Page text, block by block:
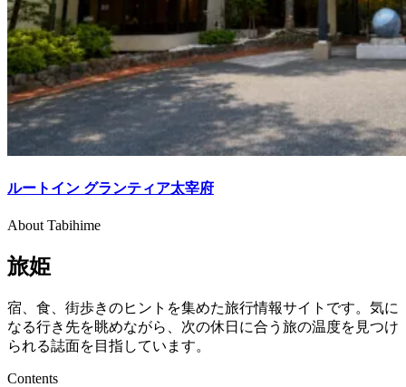
ルートイン グランティア太宰府
About Tabihime
旅姫
宿、食、街歩きのヒントを集めた旅行情報サイトです。気に
なる行き先を眺めながら、次の休日に合う旅の温度を見つけ
られる誌面を目指しています。
Contents